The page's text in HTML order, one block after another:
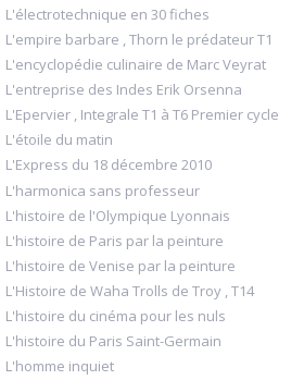
L'électrotechnique en 30 fiches
L'empire barbare , Thorn le prédateur T1
L'encyclopédie culinaire de Marc Veyrat
L'entreprise des Indes Erik Orsenna
L'Epervier , Integrale T1 à T6 Premier cycle
L'étoile du matin
L'Express du 18 décembre 2010
L'harmonica sans professeur
L'histoire de l'Olympique Lyonnais
L'histoire de Paris par la peinture
L'histoire de Venise par la peinture
L'Histoire de Waha Trolls de Troy , T14
L'histoire du cinéma pour les nuls
L'histoire du Paris Saint-Germain
L'homme inquiet